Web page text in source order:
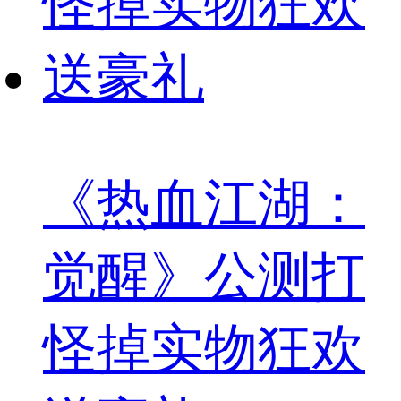
《热血江湖：
觉醒》公测打
怪掉实物狂欢